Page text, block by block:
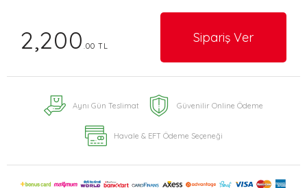
2,200 .00 TL
Sipariş Ver
Aynı Gün Teslimat Güvenilir Online Ödeme
Havale & EFT Ödeme Seçeneği